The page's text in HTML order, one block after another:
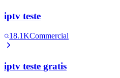
iptv teste
18.1KCommercial
iptv teste gratis